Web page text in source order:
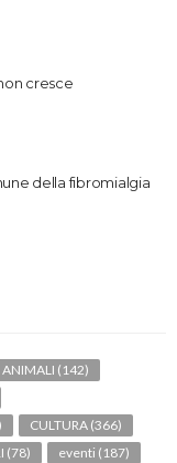
cresce
della fibromialgia
ANIMALI (142)
CULTURA (366)
(78) eventi (187)